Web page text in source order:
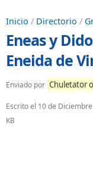
Inicio / Directorio /
Eneas y
Eneida de
Enviado por Chuletator
Escrito el 10 de
KB